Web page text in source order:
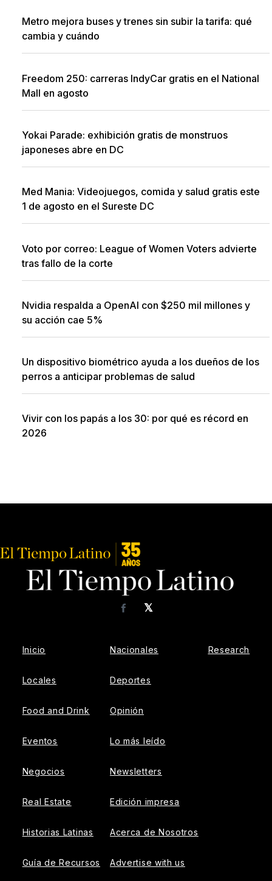
Metro mejora buses y trenes sin subir la tarifa: qué
cambia y cuándo
Freedom 250: carreras IndyCar gratis en el National
Mall en agosto
Yokai Parade: exhibición gratis de monstruos
japoneses abre en DC
Med Mania: Videojuegos, comida y salud gratis este
1 de agosto en el Sureste DC
Voto por correo: League of Women Voters advierte
tras fallo de la corte
Nvidia respalda a OpenAI con $250 mil millones y
su acción cae 5%
Un dispositivo biométrico ayuda a los dueños de los
perros a anticipar problemas de salud
Vivir con los papás a los 30: por qué es récord en
2026
𝕏
Facebook
Inicio
Locales
Food and Drink
Eventos
Negocios
Real Estate
Historias Latinas
Guía de Recursos
Nacionales
Deportes
Opinión
Lo más leído
Newsletters
Edición impresa
Acerca de Nosotros
Advertise with us
Research